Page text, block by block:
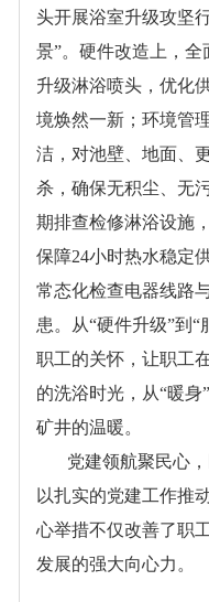
头开展浴室升级攻坚
景”。硬件改造上，全
升级淋浴喷头，优化
境焕然一新；环境管
洁，对池壁、地面、
杀，确保无积尘、无
期排查检修淋浴设施
保障24小时热水稳定
常态化检查电器线路
患。从“硬件升级”到
职工的关怀，让职工
的洗浴时光，从“暖身
矿井的温暖。
党建领航聚民心
以扎实的党建工作推
心举措不仅改善了职
发展的强大向心力。